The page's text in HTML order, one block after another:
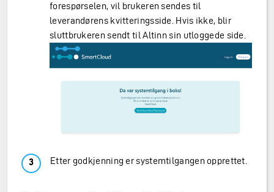
forespørselen, vil brukeren sendes til
leverandørens kvitteringsside. Hvis ikke, blir
sluttbrukeren sendt til Altinn sin utloggede side.
Etter godkjenning er systemtilgangen opprettet.